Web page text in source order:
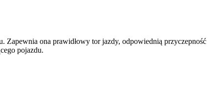
Zapewnia ona prawidłowy tor jazdy, odpowiednią przyczepność
pojazdu.